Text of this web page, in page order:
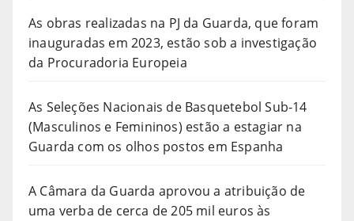
As obras realizadas na PJ da Guarda, que foram
inauguradas em 2023, estão sob a investigação
da Procuradoria Europeia
As Seleções Nacionais de Basquetebol Sub-14
(Masculinos e Femininos) estão a estagiar na
Guarda com os olhos postos em Espanha
A Câmara da Guarda aprovou a atribuição de
uma verba de cerca de 205 mil euros às